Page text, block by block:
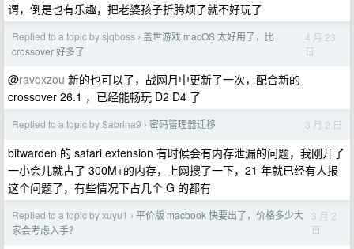
谓，倒是也有乐趣，把老婆孩子折腾烦了就不好玩了
Replied to a topic by sjqboss › 盖世游戏 macOS 太好用了，比
crossover 好多了
4 月 23
日
@ravoxzou 新的也可以了，战网月中更新了一次，配合新的
crossover 26.1 ，已经能畅玩 D2 D4 了
Replied to a topic by Sabrina9 › 密码管理器迁移 3 月 2 日
bitwarden 的 safari extension 有时候会有内存泄漏的问题，我刚开了
一小会儿就占了 300M+的内存，上网搜了一下，21 年就已经有人报
这个问题了，有些情况下占几个 G 的都有
Replied to a topic by xuyu1 › 平价版 macbook 快要出了，价格多少大
家会考虑入手？
3 月 2
日